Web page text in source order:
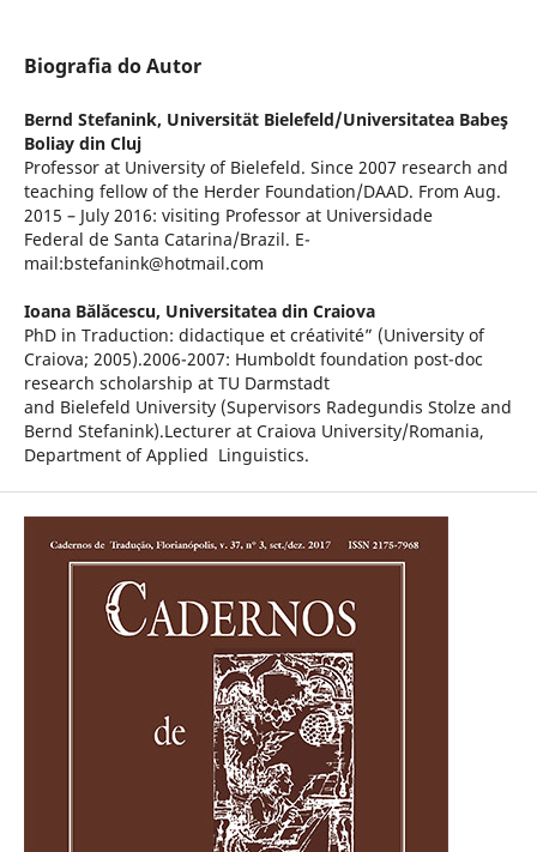
Biografia do Autor
Bernd Stefanink, Universität Bielefeld/Universitatea Babeş
Boliay din Cluj
Professor at University of Bielefeld. Since 2007 research and
teaching fellow of the Herder Foundation/DAAD. From Aug.
2015 – July 2016: visiting Professor at Universidade
Federal de Santa Catarina/Brazil. E-
mail:bstefanink@hotmail.com
Ioana Bălăcescu, Universitatea din Craiova
PhD in Traduction: didactique et créativité” (University of
Craiova; 2005).2006-2007: Humboldt foundation post-doc
research scholarship at TU Darmstadt
and Bielefeld University (Supervisors Radegundis Stolze and
Bernd Stefanink).Lecturer at Craiova University/Romania,
Department of Applied Linguistics.